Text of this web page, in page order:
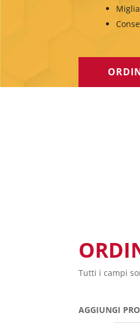
Tutti i campi
AGGIUNGI